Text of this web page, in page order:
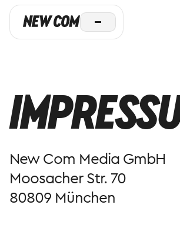
New Com Media GmbH
Moosacher Str. 70
80809 München